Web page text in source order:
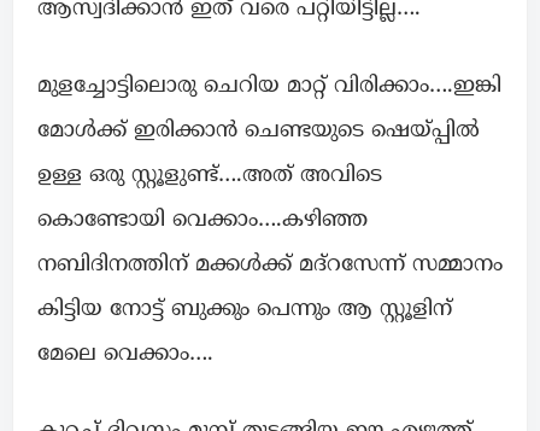
ആസ്വദിക്കാൻ ഇത് വരെ പറ്റിയിട്ടില്ല….
മുളച്ചോട്ടിലൊരു ചെറിയ മാറ്റ് വിരിക്കാം….ഇങ്കി
മോൾക്ക് ഇരിക്കാൻ ചെണ്ടയുടെ ഷെയ്പ്പിൽ
ഉള്ള ഒരു സ്റ്റൂളുണ്ട്….അത് അവിടെ
കൊണ്ടോയി വെക്കാം….കഴിഞ്ഞ
നബിദിനത്തിന് മക്കൾക്ക് മദ്റസേന്ന് സമ്മാനം
കിട്ടിയ നോട്ട് ബുക്കും പെന്നും ആ സ്റ്റൂളിന്
മേലെ വെക്കാം….